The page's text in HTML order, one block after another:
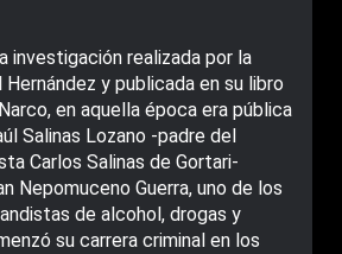
investigación realizada por la
y publicada en su libro
en aquella época era pública
Salinas Lozano -padre del
Carlos Salinas de Gortari-
Nepomuceno Guerra, uno de los
de alcohol, drogas y
su carrera criminal en los